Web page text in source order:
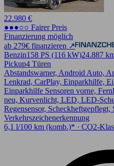
22.980 €
●●●○○ Fairer Preis
Finanzierung möglich
ab 279€ finanzieren ↗
Benzin158 PS (116 kW)24.887
Pickup4 Türen
Abstandswarner, Android Auto,
Lenkrad, CarPlay, Einparkhilfe,
Einparkhilfe Sensoren vorne,
neu, Kurvenlicht, LED, LED-
Regensensor, Scheckheftgepflegt,
Verkehrszeichenerkennung
6,1 l/100 km (komb.)* · CO2-